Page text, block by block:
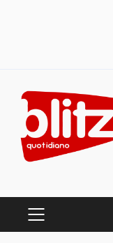
content
PRIMARY